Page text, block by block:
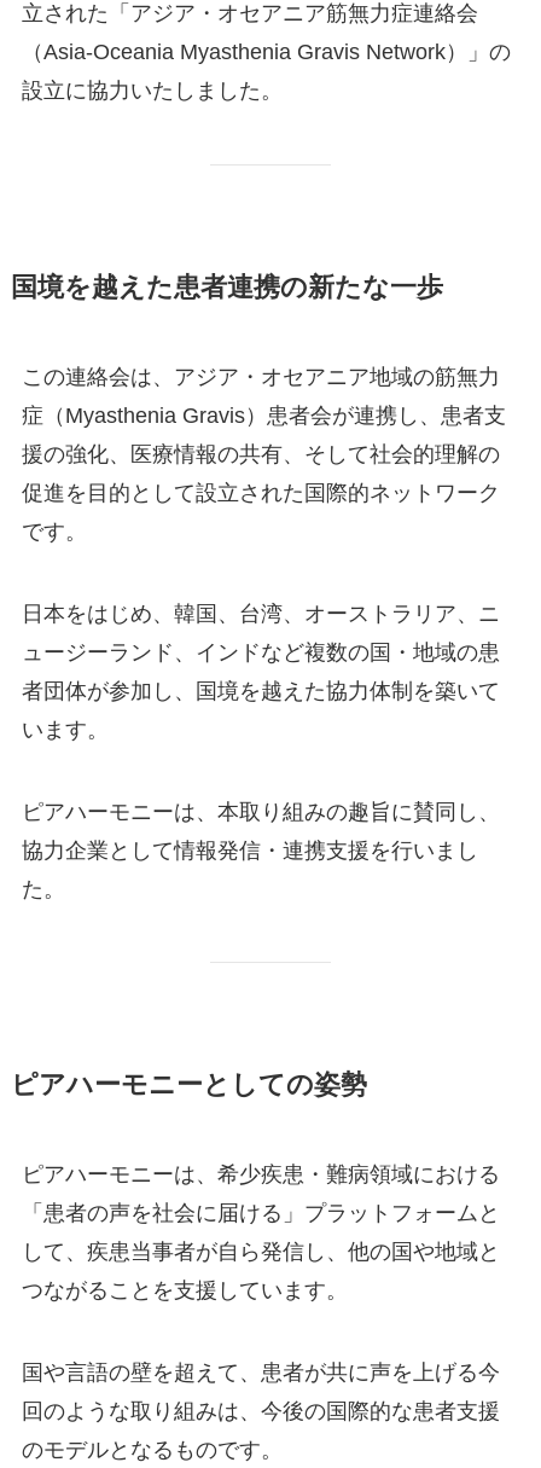
立された「アジア・オセアニア筋無力症連絡会
（Asia-Oceania Myasthenia Gravis Network）」の
設立に協力いたしました。
国境を越えた患者連携の新たな一歩
この連絡会は、アジア・オセアニア地域の筋無力
症（Myasthenia Gravis）患者会が連携し、患者支
援の強化、医療情報の共有、そして社会的理解の
促進を目的として設立された国際的ネットワーク
です。
日本をはじめ、韓国、台湾、オーストラリア、ニ
ュージーランド、インドなど複数の国・地域の患
者団体が参加し、国境を越えた協力体制を築いて
います。
ピアハーモニーは、本取り組みの趣旨に賛同し、
協力企業として情報発信・連携支援を行いまし
た。
ピアハーモニーとしての姿勢
ピアハーモニーは、希少疾患・難病領域における
「患者の声を社会に届ける」プラットフォームと
して、疾患当事者が自ら発信し、他の国や地域と
つながることを支援しています。
国や言語の壁を超えて、患者が共に声を上げる今
回のような取り組みは、今後の国際的な患者支援
のモデルとなるものです。